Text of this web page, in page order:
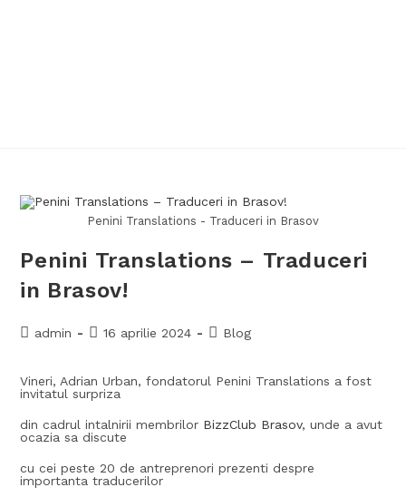
Penini Translations - Traduceri in Brasov
Penini Translations – Traduceri
in Brasov!
admin 16 aprilie 2024 Blog
Vineri, Adrian Urban, fondatorul Penini Translations a fost
invitatul surpriza
din cadrul intalnirii membrilor BizzClub Brasov, unde a avut
ocazia sa discute
cu cei peste 20 de antreprenori prezenti despre
importanta traducerilor